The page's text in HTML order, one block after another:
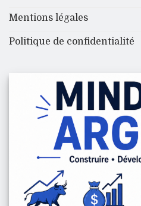
Mentions légales
Politique de confidentialité